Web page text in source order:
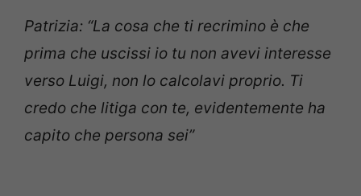
Patrizia: “La cosa che ti recrimino è che
prima che uscissi io tu non avevi interesse
verso Luigi, non lo calcolavi proprio. Ti
credo che litiga con te, evidentemente ha
capito che persona sei”